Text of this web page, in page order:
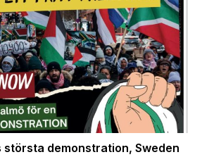
största demonstration, Sweden